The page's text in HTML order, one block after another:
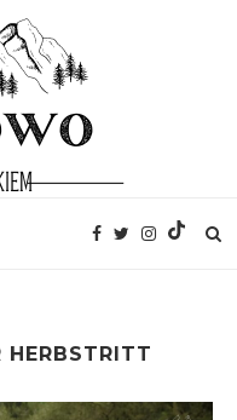
HERBSTRITT